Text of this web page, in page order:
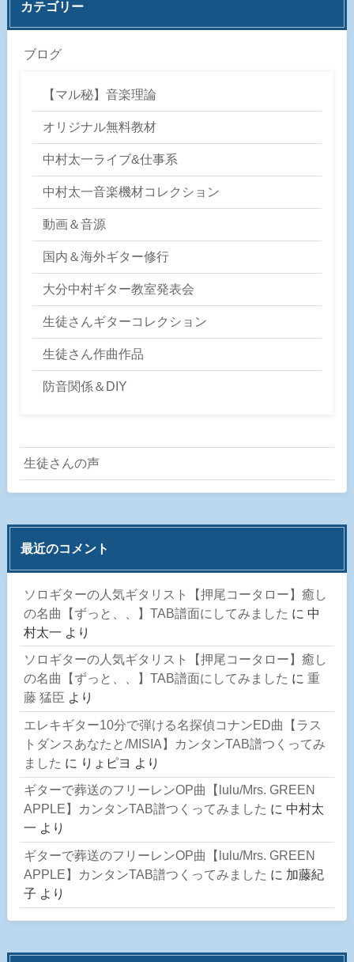
カテゴリー
ブログ
【マル秘】音楽理論
オリジナル無料教材
中村太一ライブ&仕事系
中村太一音楽機材コレクション
動画＆音源
国内＆海外ギター修行
大分中村ギター教室発表会
生徒さんギターコレクション
生徒さん作曲作品
防音関係＆DIY
生徒さんの声
最近のコメント
ソロギターの人気ギタリスト【押尾コータロー】癒し
の名曲【ずっと、、】TAB譜面にしてみました に 中
村太一 より
ソロギターの人気ギタリスト【押尾コータロー】癒し
の名曲【ずっと、、】TAB譜面にしてみました に 重
藤 猛臣 より
エレキギター10分で弾ける名探偵コナンED曲【ラス
トダンスあなたと/MISIA】カンタンTAB譜つくってみ
ました に りょピヨ より
ギターで葬送のフリーレンOP曲【lulu/Mrs. GREEN
APPLE】カンタンTAB譜つくってみました に 中村太
一 より
ギターで葬送のフリーレンOP曲【lulu/Mrs. GREEN
APPLE】カンタンTAB譜つくってみました に 加藤紀
子 より